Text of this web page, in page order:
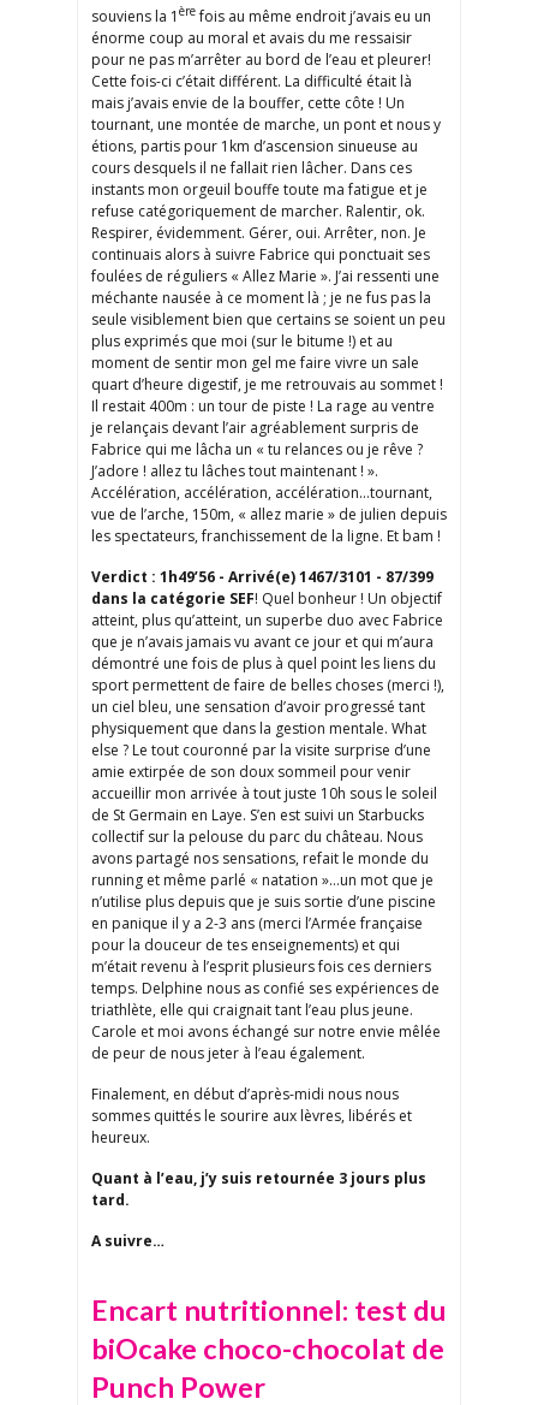
souviens la 1 èrefois au même endroit j’avais eu un
énorme coup au moral et avais du me ressaisir
pour ne pas m’arrêter au bord de l’eau et pleurer!
Cette fois-ci c’était différent. La difficulté était là
mais j’avais envie de la bouffer, cette côte ! Un
tournant, une montée de marche, un pont et nous y
étions, partis pour 1km d’ascension sinueuse au
cours desquels il ne fallait rien lâcher. Dans ces
instants mon orgeuil bouffe toute ma fatigue et je
refuse catégoriquement de marcher. Ralentir, ok.
Respirer, évidemment. Gérer, oui. Arrêter, non. Je
continuais alors à suivre Fabrice qui ponctuait ses
foulées de réguliers « Allez Marie ». J’ai ressenti une
méchante nausée à ce moment là ; je ne fus pas la
seule visiblement bien que certains se soient un peu
plus exprimés que moi (sur le bitume !) et au
moment de sentir mon gel me faire vivre un sale
quart d’heure digestif, je me retrouvais au sommet !
Il restait 400m : un tour de piste ! La rage au ventre
je relançais devant l’air agréablement surpris de
Fabrice qui me lâcha un « tu relances ou je rêve ?
J’adore ! allez tu lâches tout maintenant ! ».
Accélération, accélération, accélération…tournant,
vue de l’arche, 150m, « allez marie » de julien depuis
les spectateurs, franchissement de la ligne. Et bam !
Verdict : 1h49’56 - Arrivé(e) 1467/3101 - 87/399
dans la catégorie SEF! Quel bonheur ! Un objectif
atteint, plus qu’atteint, un superbe duo avec Fabrice
que je n’avais jamais vu avant ce jour et qui m’aura
démontré une fois de plus à quel point les liens du
sport permettent de faire de belles choses (merci !),
un ciel bleu, une sensation d’avoir progressé tant
physiquement que dans la gestion mentale. What
else ? Le tout couronné par la visite surprise d’une
amie extirpée de son doux sommeil pour venir
accueillir mon arrivée à tout juste 10h sous le soleil
de St Germain en Laye. S’en est suivi un Starbucks
collectif sur la pelouse du parc du château. Nous
avons partagé nos sensations, refait le monde du
running et même parlé « natation »…un mot que je
n’utilise plus depuis que je suis sortie d’une piscine
en panique il y a 2-3 ans (merci l’Armée française
pour la douceur de tes enseignements) et qui
m’était revenu à l’esprit plusieurs fois ces derniers
temps. Delphine nous as confié ses expériences de
triathlète, elle qui craignait tant l’eau plus jeune.
Carole et moi avons échangé sur notre envie mêlée
de peur de nous jeter à l’eau également.
Finalement, en début d’après-midi nous nous
sommes quittés le sourire aux lèvres, libérés et
heureux.
Quant à l’eau, j’y suis retournée 3 jours plus
tard.
A suivre…
Encart nutritionnel: test du
biOcake choco-chocolat de
Punch Power